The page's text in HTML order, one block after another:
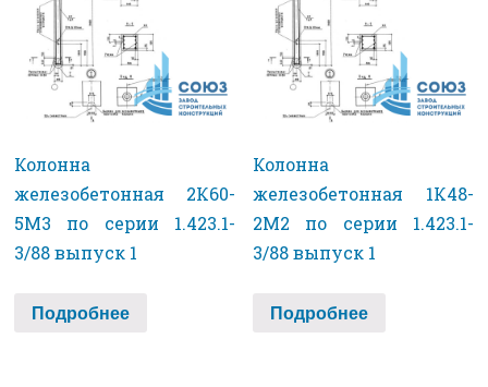
Колонна
железобетонная 2К60-
5М3 по серии 1.423.1-
3/88 выпуск 1
Подробнее
Колонна
железобетонная 1К48-
2М2 по серии 1.423.1-
3/88 выпуск 1
Подробнее